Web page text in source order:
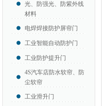
光、防强光、防紫外线
材料
电焊焊接防护屏帘门
工业智能自动防护门
工业防护提升门
4S汽车店防水软帘、防
尘软帘
工业滑升门